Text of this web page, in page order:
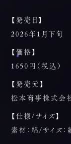
【発売日】
2026年1月下旬
【価格】
1650円（税込）
【発売元】
松本商事株式会
【仕様/サイズ】
素材：綿/サイズ